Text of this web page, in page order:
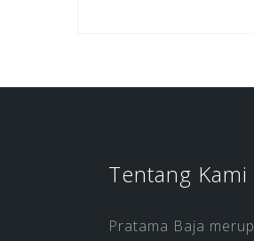
Tentang Kami
Pratama Baja